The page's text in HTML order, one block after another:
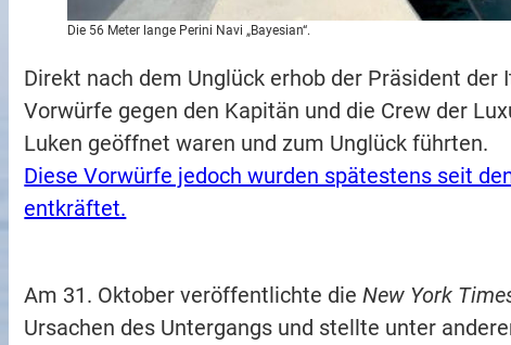
Die 56 Meter lange Perini Navi „Bayesian“.
Direkt nach dem Unglück erhob der Präsident der
Vorwürfe gegen den Kapitän und die Crew der
Luken geöffnet waren und zum Unglück führten.
Diese Vorwürfe jedoch wurden spätestens seit
entkräftet.
Am 31. Oktober veröffentlichte dieNew York
Ursachen des Untergangs und stellte unter